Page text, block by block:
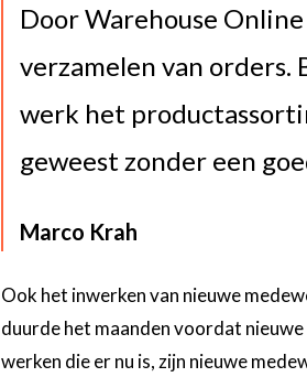
Door Warehouse
verzamelen van orders.
werk het
geweest zonder een
Marco Krah
Ook het inwerken van nieuwe
duurde het maanden voordat
werken die er nu is, zijn nieuwe